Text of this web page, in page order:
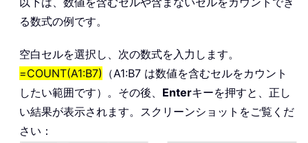
る数式の例です。
空白セルを選択し、次の数式を入力します。
=COUNT(A1:B7) （A1:B7 は数値を含むセルをカウント
したい範囲です）。その後、 Enterキーを押すと、正し
い結果が表示されます。スクリーンショットをご覧くだ
さい：